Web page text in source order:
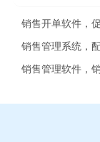
销售开单软件，
销售管理系统，
销售管理软件，